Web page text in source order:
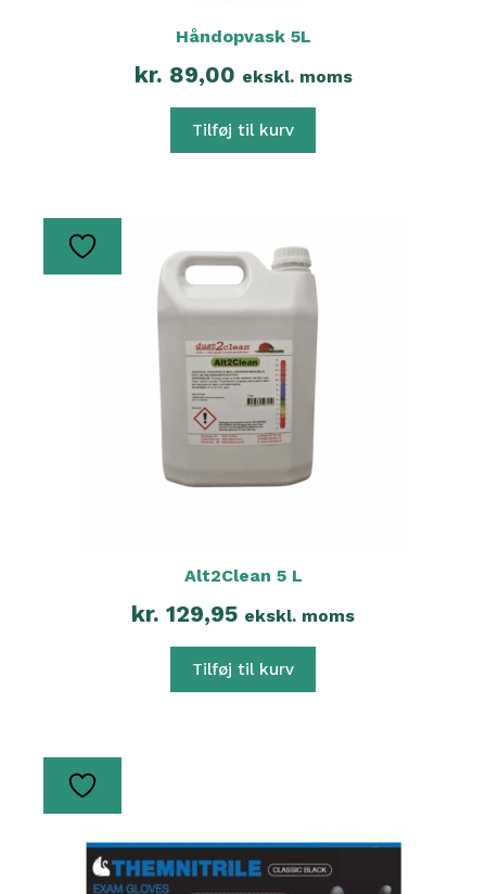
Håndopvask 5L
kr. 89,00 ekskl. moms
Tilføj til kurv
Alt2Clean 5 L
kr. 129,95 ekskl. moms
Tilføj til kurv
Dette
varianter.
Mulighederne